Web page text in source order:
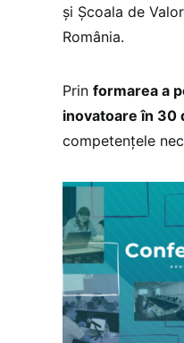
și Școala de
România.
Prin formarea a
inovatoare în 30
competențele